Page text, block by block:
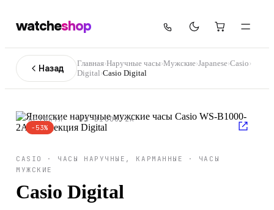
watcheshop
Назад Главная›Наручные часы›Мужские›Japanese›Casio›
Digital›Casio Digital
− 53%
АРТИКУЛ ·WS-B1000-2A
CASIO · ЧАСЫ НАРУЧНЫЕ, КАРМАННЫЕ · ЧАСЫ
МУЖСКИЕ
Casio Digital